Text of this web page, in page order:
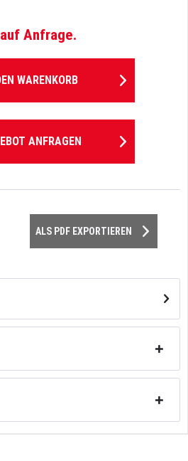
Anfrage.
WARENKORB
ANFRAGEN
ALS PDF EXPORTIEREN